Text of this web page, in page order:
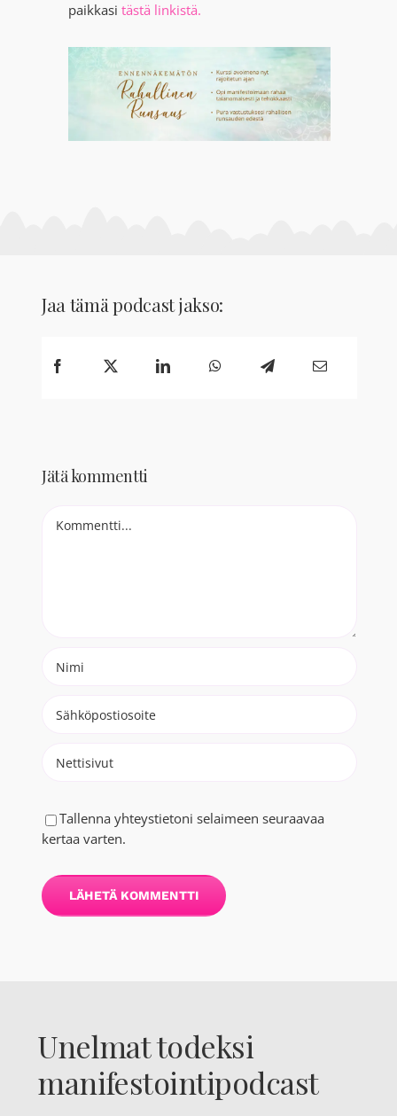
paikkasi tästä linkistä.
Jaa tämä podcast jakso:
Jätä kommentti
Tallenna yhteystietoni selaimeen seuraavaa
kertaa varten.
Unelmat todeksi
manifestointipodcast